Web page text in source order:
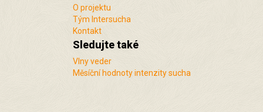
O projektu
Tým Intersucha
Kontakt
Sledujte také
Vlny veder
Měsíční hodnoty intenzity sucha